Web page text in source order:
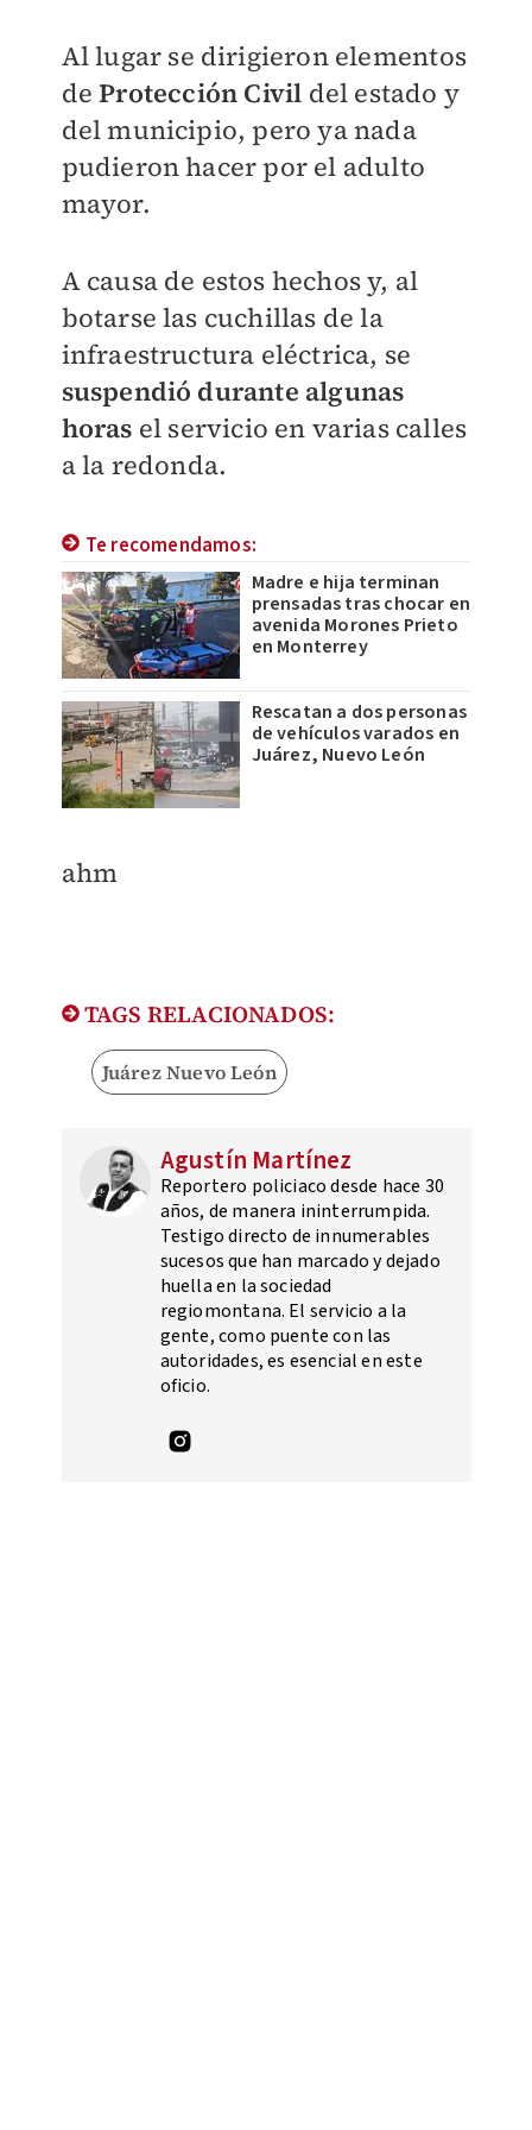
Al lugar se dirigieron elementos
deProtección Civil del estado y
del municipio, pero ya nada
pudieron hacer por el adulto
mayor.
A causa de estos hechos y, al
botarse las cuchillas de la
infraestructura eléctrica, se
suspendió durante algunas
horas el servicio en varias calles
a la redonda.
Te recomendamos:
Madre e hija terminan
prensadas tras chocar en
avenida Morones Prieto
en Monterrey
Rescatan a dos personas
de vehículos varados en
Juárez, Nuevo León
ahm
TAGS RELACIONADOS:
Juárez Nuevo León
Agustín Martínez
Reportero policiaco desde hace 30
años, de manera ininterrumpida.
Testigo directo de innumerables
sucesos que han marcado y dejado
huella en la sociedad
regiomontana. El servicio a la
gente, como puente con las
autoridades, es esencial en este
oficio.